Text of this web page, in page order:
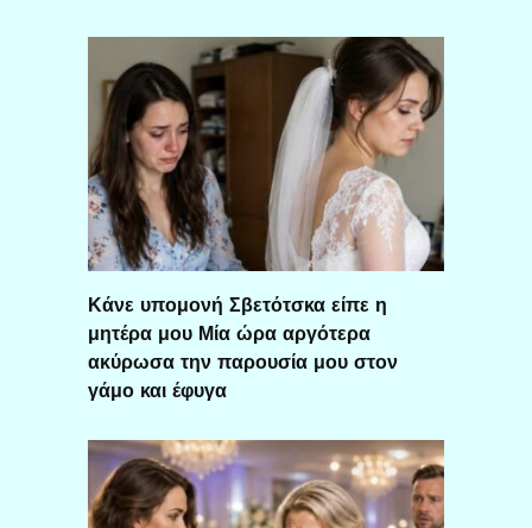
Κάνε υπομονή Σβετότσκα είπε η
μητέρα μου Μία ώρα αργότερα
ακύρωσα την παρουσία μου στον
γάμο και έφυγα